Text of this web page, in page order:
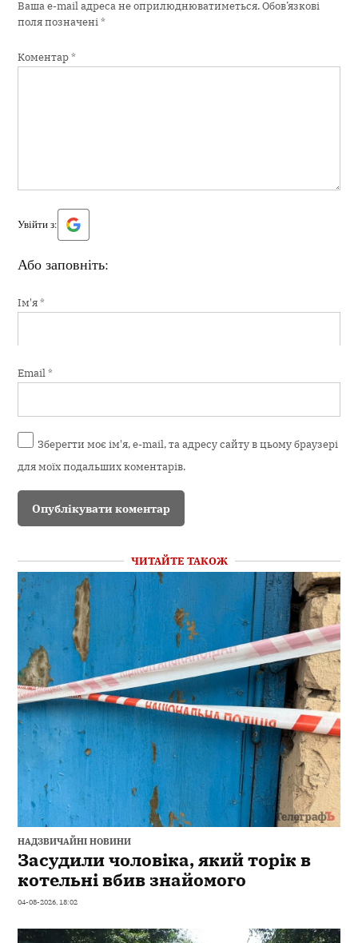
Ваша e-mail адреса не оприлюднюватиметься. Обов’язкові
поля позначені*
Коментар*
Увійти з:
Або заповніть:
Ім'я*
Email*
Зберегти моє ім'я, e-mail, та адресу сайту в цьому браузері
для моїх подальших коментарів.
ЧИТАЙТЕ ТАКОЖ
НАДЗВИЧАЙНІ НОВИНИ
Засудили чоловіка, який торік в
котельні вбив знайомого
04-08-2026, 18:02